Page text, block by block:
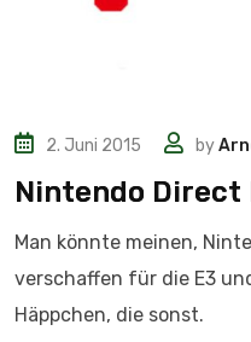
2. Juni 2015 by
Nintendo
Man könnte meinen,
verschaffen für die E3
Häppchen, die sonst.